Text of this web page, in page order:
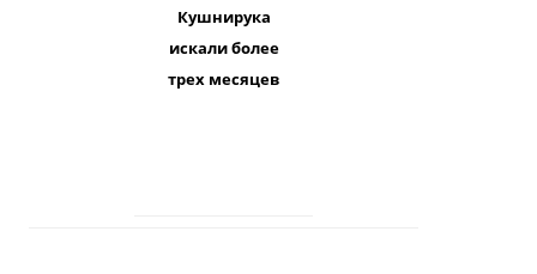
Кушнирука
искали более
трех месяцев